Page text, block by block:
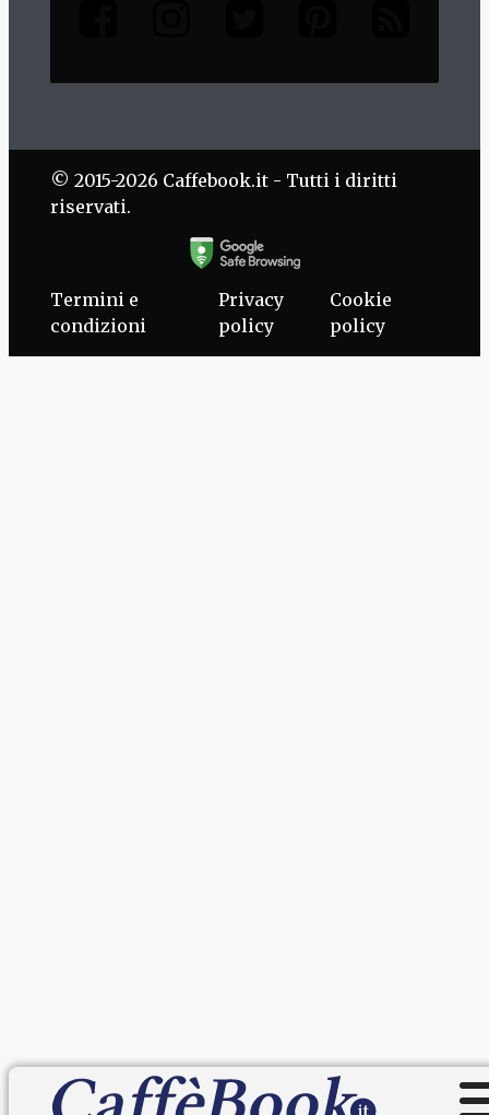
© 2015-2026 Caffebook.it - Tutti i diritti
riservati.
Termini e
condizioni
Privacy
policy
Cookie
policy